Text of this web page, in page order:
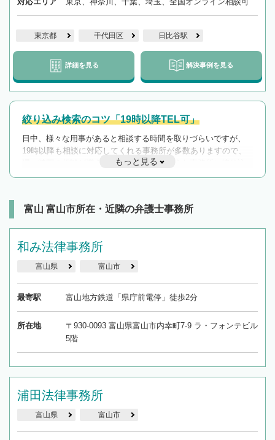
東京都 千代田区 日比谷駅
詳細を見る 解決事例を見る
絞り込み検索のコツ「19時以降TEL可」
日中、様々な用事があると相談する時間を取りづらいですが、
19時以降も相談に対応してくれる事務所が多数ありますので、
遅い時間の相談が増えそうな場合はそのような事務所に絞り込
んで検索してみましょう。
を加えて再検索
もっと見る
富山 富山市所在・近隣の弁護士事務所
和み法律事務所
富山県 富山市
最寄駅 富山地方鉄道「県庁前電停」徒歩2分
所在地
〒930-0093 富山県富山市内幸町7-9 ラ・フォンテビル
5階
浦田法律事務所
富山県 富山市